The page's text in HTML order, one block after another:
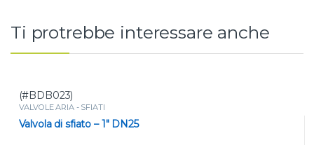
Ti protrebbe interessare anche
(#BDB023)
VALVOLE ARIA - SFIATI
Valvola di sfiato – 1″ DN25